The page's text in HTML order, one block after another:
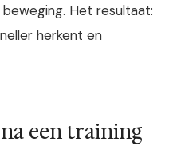
Het resultaat:
herkent en
een training